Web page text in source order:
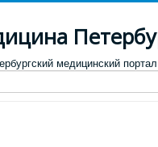
медицинский портал